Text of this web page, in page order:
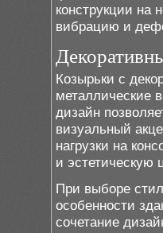
конструкции на
вибрацию и
Козырьки с
металлические
дизайн
визуальный
нагрузки на
и эстетическую
При выборе
особенности
сочетание